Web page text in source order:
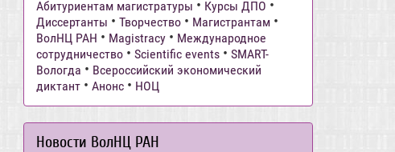
Абитуриентам магистратуры • Курсы ДПО •
Диссертанты • Творчество • Магистрантам •
ВолНЦ РАН • Magistracy • Международное
сотрудничество • Scientific events • SMART-
Вологда • Всероссийский экономический
диктант • Анонс • НОЦ
Новости ВолНЦ РАН